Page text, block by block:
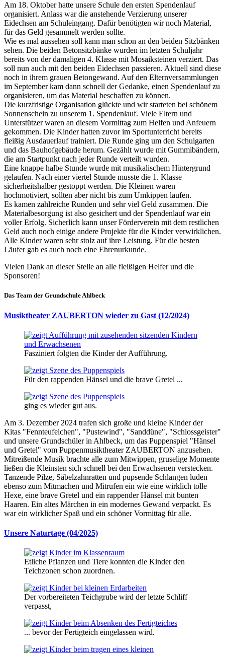
Am 18. Oktober hatte unsere Schule den ersten Spendenlauf
organisiert. Anlass war die anstehende Verzierung unserer
Eidechsen am Schuleingang. Dafür benötigten wir noch Material,
für das Geld gesammelt werden sollte.
Wie es mal aussehen soll kann man schon an den beiden Sitzbänken
sehen. Die beiden Betonsitzbänke wurden im letzten Schuljahr
bereits von der damaligen 4. Klasse mit Mosaiksteinen verziert. Das
soll nun auch mit den beiden Eidechsen passieren. Aktuell sind diese
noch in ihrem grauen Betongewand. Auf den Elternversammlungen
im September kam dann schnell der Gedanke, einen Spendenlauf zu
organisieren, um das Material beschaffen zu können.
Die kurzfristige Organisation glückte und wir starteten bei schönem
Sonnenschein zu unserem 1. Spendenlauf. Viele Eltern und
Unterstützer waren an diesem Vormittag zum Helfen und Anfeuern
gekommen. Die Kinder hatten zuvor im Sportunterricht bereits
fleißig Ausdauerlauf trainiert. Die Runde ging um den Schulgarten
und das Bauhofgebäude herum. Gezählt wurde mit Gummibändern,
die am Startpunkt nach jeder Runde verteilt wurden.
Eine knappe halbe Stunde wurde mit musikalischem Hintergrund
gelaufen. Nach einer viertel Stunde musste die 1. Klasse
sicherheitshalber gestoppt werden. Die Kleinen waren
hochmotiviert, sollten aber nicht bis zum Umkippen laufen.
Es kamen zahlreiche Runden und sehr viel Geld zusammen. Die
Materialbesorgung ist also gesichert und der Spendenlauf war ein
voller Erfolg. Sicherlich kann unser Förderverein mit dem restlichen
Geld auch noch einige andere Projekte für die Kinder verwirklichen.
Alle Kinder waren sehr stolz auf ihre Leistung. Für die besten
Läufer gab es auch noch eine Ehrenurkunde.
Vielen Dank an dieser Stelle an alle fleißigen Helfer und die
Sponsoren!
Das Team der Grundschule Ahlbeck
Musiktheater ZAUBERTON wieder zu Gast (12/2024)
Fasziniert folgten die Kinder der Aufführung.
Für den rappenden Hänsel und die brave Gretel ...
ging es wieder gut aus.
Am 3. Dezember 2024 trafen sich große und kleine Kinder der
Kitas "Fennteufelchen", "Pustewind", "Sanddüne", "Schlossgeister"
und unsere Grundschüler in Ahlbeck, um das Puppenspiel "Hänsel
und Gretel" vom Puppenmusiktheater ZAUBERTON anzusehen.
Mitreißende Musik brachte alle zum Mitwippen, gruselige Momente
ließen die Kleinsten sich schnell bei den Erwachsenen verstecken.
Tanzende Pilze, Säbelzahnratten und pupsende Schlangen luden
ebenso zum Mitmachen und Mitrufen ein wie eine wirklich tolle
Hexe, eine brave Gretel und ein rappender Hänsel mit bunten
Haaren. Ein altes Märchen in ein modernes Gewand verpackt. Es
war ein wirklicher Spaß und ein schöner Vormittag für alle.
Unsere Naturtage (04/2025)
Etliche Pflanzen und Tiere konnten die Kinder den
Teichzonen schon zuordnen.
Der vorbereiteten Teichgrube wird der letzte Schliff
verpasst,
... bevor der Fertigteich eingelassen wird.